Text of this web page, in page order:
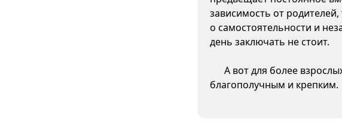
зависимость от
о самостоятельности и
день заключать не стоит.
А вот для более
благополучным и крепким.